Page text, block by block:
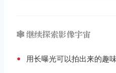
🕸️ 继续探索影像宇宙
• 用长曝光可以拍出来的趣